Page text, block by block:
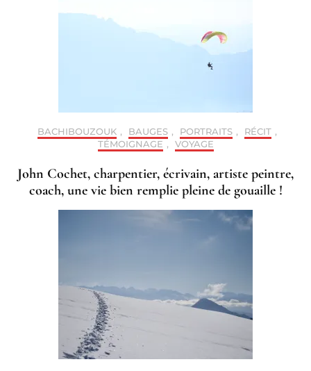
BACHIBOUZOUK , BAUGES , PORTRAITS , RÉCIT ,
TÉMOIGNAGE , VOYAGE
John Cochet, charpentier, écrivain, artiste peintre,
coach, une vie bien remplie pleine de gouaille !